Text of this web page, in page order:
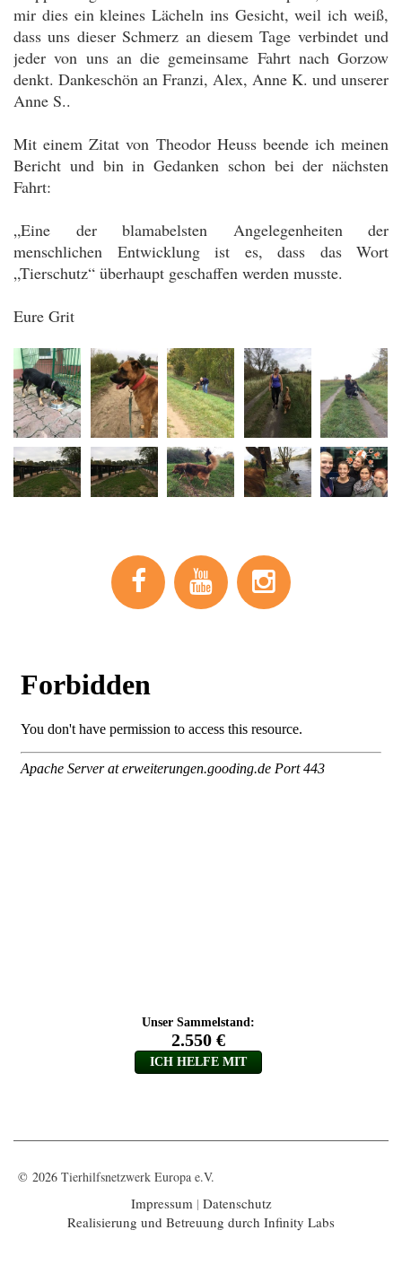
mir dies ein kleines Lächeln ins Gesicht, weil ich weiß,
dass uns dieser Schmerz an diesem Tage verbindet und
jeder von uns an die gemeinsame Fahrt nach Gorzow
denkt. Dankeschön an Franzi, Alex, Anne K. und unserer
Anne S..
Mit einem Zitat von Theodor Heuss beende ich meinen
Bericht und bin in Gedanken schon bei der nächsten
Fahrt:
„Eine der blamabelsten Angelegenheiten der
menschlichen Entwicklung ist es, dass das Wort
„Tierschutz“ überhaupt geschaffen werden musste.
Eure Grit
© 2026 Tierhilfsnetzwerk Europa e.V.
Impressum | Datenschutz
Realisierung und Betreuung durch Infinity Labs